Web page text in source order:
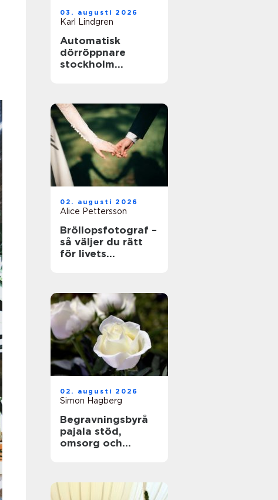
03. augusti 2026
Karl Lindgren
Automatisk
dörröppnare
stockholm
02. augusti 2026
Alice Pettersson
Bröllopsfotograf –
så väljer du rätt
för livets
02. augusti 2026
Simon Hagberg
Begravningsbyrå
pajala stöd,
omsorg och